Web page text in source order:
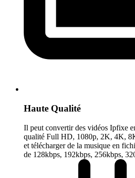
Haute Qualité
Il peut convertir des vidéos Ipfixe
qualité Full HD, 1080p, 2K, 4K,
et télécharger de la musique en
de 128kbps, 192kbps, 256kbps,